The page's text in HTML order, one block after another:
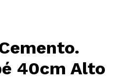
40cm Alto